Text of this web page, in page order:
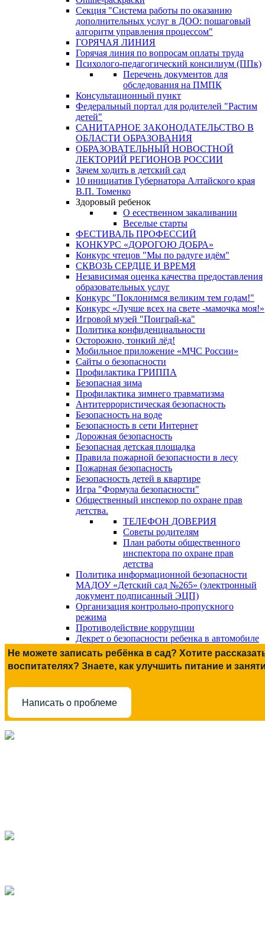
Секция "Система работы по оказанию
дополнительных услуг в ДОО: пошаговый
алгоритм управления процессом"
ГОРЯЧАЯ ЛИНИЯ
Горячая линия по вопросам оплаты труда
Психолого-педагогический консилиум (ППк)
Перечень документов для
обследования на ПМПК
Консультационный пункт
Федеральный портал для родителей "Растим
детей"
САНИТАРНОЕ ЗАКОНОДАТЕЛЬСТВО В
ОБЛАСТИ ОБРАЗОВАНИЯ
ОБРАЗОВАТЕЛЬНЫЙ НОВОСТНОЙ
ЛЕКТОРИЙ РЕГИОНОВ РОССИИ
Зачем ходить в детский сад
10 инициатив Губернатора Алтайского края
В.П. Томенко
Здоровый ребенок
О есественном закаливании
Веселые старты
ФЕСТИВАЛЬ ПРОФЕССИЙ
КОНКУРС «ДОРОГОЮ ДОБРА»
Конкурс чтецов "Мы по радуге идём"
СКВОЗЬ СЕРДЦЕ И ВРЕМЯ
Независимая оценка качества предоставления
образовательных услуг
Конкурс "Поклонимся великим тем годам!"
Конкурс «Лучше всех на свете -мамочка моя!»
Игровой музей "Поиграй-ка"
Политика конфиденциальности
Осторожно, тонкий лёд!
Мобильное приложение «МЧС России»
Сайты о безопасности
Профилактика ГРИППА
Безопасная зима
Профилактика зимнего травматизма
Антитеррористическая безопасность
Безопасность на воде
Безопасность в сети Интернет
Дорожная безопасность
Безопасная детская площадка
Правила пожарной безопасности в лесу
Пожарная безопасность
Безопасность детей в квартире
Игра "Формула безопасности"
Общественный инспекор по охране прав
детства.
ТЕЛЕФОН ДОВЕРИЯ
Советы родителям
План работы общественного
инспектора по охране прав
детства
Политика информационной безопасности
МАДОУ «Детский сад №265» (электронный
документ подписанный ЭЦП)
Организация контрольно-пропускного
режима
Противодействие коррупции
Декрет о безопасности ребенка в автомобиле
Не можете записать ребёнка в сад? Хотите
воспитателях? Знаете, как улучшить питание и
Написать о проблеме